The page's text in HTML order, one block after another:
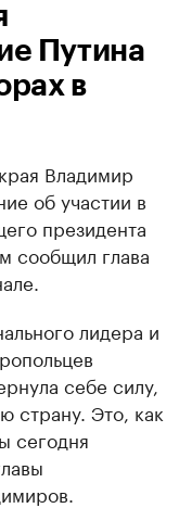
Путина
в
Владимир
об участии в
президента
сообщил глава
лидера и
себе силу,
страну. Это, как
сегодня